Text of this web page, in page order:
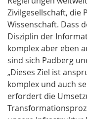
Zivilgesellschaft, die
Wissenschaft. Dass
Disziplin der
komplex aber eben
sind sich Padberg
„Dieses Ziel ist
komplex und auch
erfordert die